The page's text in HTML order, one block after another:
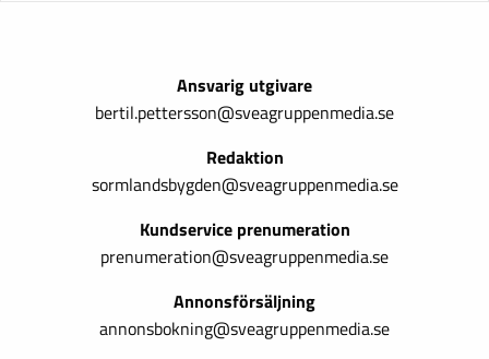
Ansvarig utgivare
bertil.pettersson@sveagruppenmedia.se
Redaktion
sormlandsbygden@sveagruppenmedia.se
Kundservice prenumeration
prenumeration@sveagruppenmedia.se
Annonsförsäljning
annonsbokning@sveagruppenmedia.se